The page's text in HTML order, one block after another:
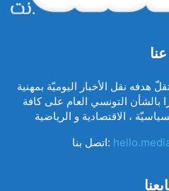
عنا
نقل الأخبار اليوميّة بمهنية
بالشأن التونسي العام على كافة
اتصل بنا: